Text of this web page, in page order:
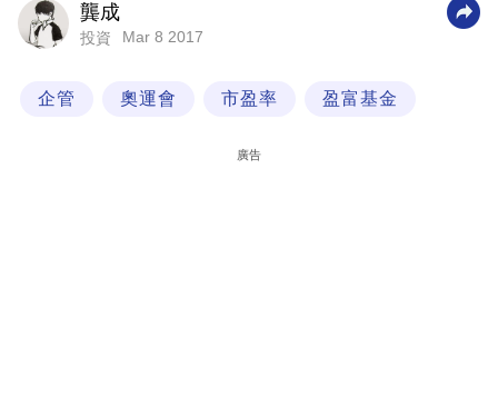
業
技
龔成
投資 Mar 8 2017
企管 奧運會 市盈率 盈富基金
廣告